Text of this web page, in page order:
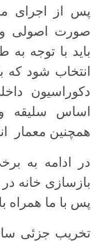
پس از اجرای
صورت اصولی و
باید با توجه
انتخاب شود که
دکوراسیون
اساس سلیقه و
همچنین معمار
در ادامه به
بازسازی خانه
پس با ما همراه
تخریب جزئی